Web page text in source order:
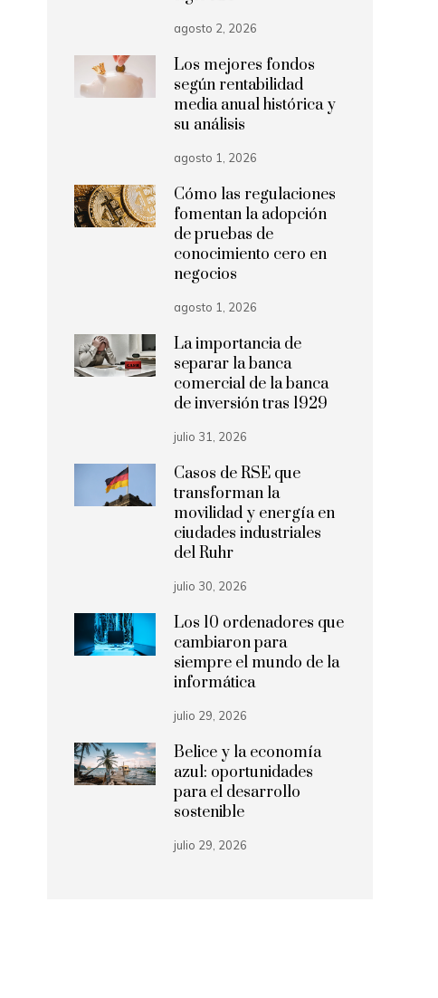
agosto 2, 2026
Los mejores fondos
según rentabilidad
media anual histórica y
su análisis
agosto 1, 2026
Cómo las regulaciones
fomentan la adopción
de pruebas de
conocimiento cero en
negocios
agosto 1, 2026
La importancia de
separar la banca
comercial de la banca
de inversión tras 1929
julio 31, 2026
Casos de RSE que
transforman la
movilidad y energía en
ciudades industriales
del Ruhr
julio 30, 2026
Los 10 ordenadores que
cambiaron para
siempre el mundo de la
informática
julio 29, 2026
Belice y la economía
azul: oportunidades
para el desarrollo
sostenible
julio 29, 2026